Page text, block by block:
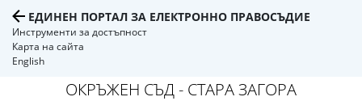
ЕДИНЕН ПОРТАЛ ЗА ЕЛЕКТРОННО ПРАВОСЪДИЕ
Инструменти за достъпност
Карта на сайта
English
ОКРЪЖЕН СЪД - СТАРА ЗАГОРА